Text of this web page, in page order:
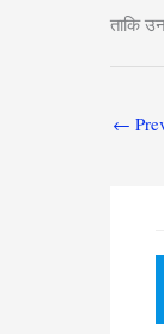
ताकि
←